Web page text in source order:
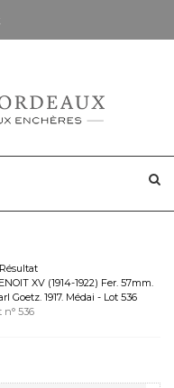
Résultat
XV (1914-1922) Fer. 57mm.
Goetz. 1917. Médai - Lot 536
n° 536